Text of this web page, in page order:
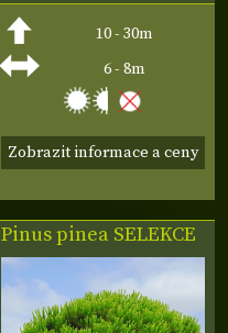
10 - 30m
6 - 8m
Zobrazit informace a ceny
Pinus pinea SELEKCE